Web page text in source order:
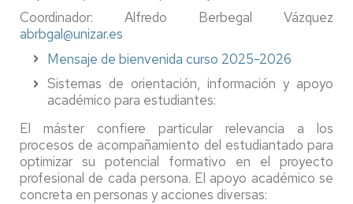
Coordinador: Alfredo Berbegal Vázquez
abrbgal@unizar.es
Mensaje de bienvenida curso 2025-2026
Sistemas de orientación, información y apoyo
académico para estudiantes:
El máster confiere particular relevancia a los
procesos de acompañamiento del estudiantado para
optimizar su potencial formativo en el proyecto
profesional de cada persona. El apoyo académico se
concreta en personas y acciones diversas: